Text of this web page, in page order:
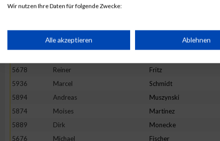
5877
Andreas Meir
Dirk
5678
Reiner Fritz
5936
Marcel Schmidt
5894
Andreas Muszynski
5874
Moises Martinez
5889
Dirk Monecke
5676
Michael Fischer
Wir nutzen Ihre Daten für folgende Zwecke:
Speichern von oder Zugriff auf Informationen auf einem
Verwendung reduzierter Daten zur Auswahl von Werbeanzeigen
Erstellung von Profilen für personalisierte Werbung
Verwendung von Profilen zur Auswahl personalisierter Werbung
Alle akzeptieren Ablehnen